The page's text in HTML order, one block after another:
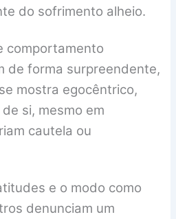
do sofrimento alheio.
comportamento
de forma surpreendente,
mostra egocêntrico,
si, mesmo em
cautela ou
e o modo como
denunciam um